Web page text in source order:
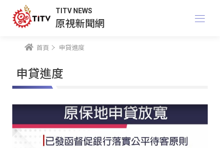
TITV NEWS
原視新聞網
首頁 申貸進度
申貸進度